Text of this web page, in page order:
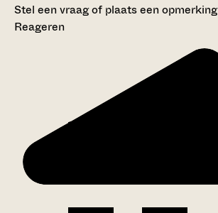
Stel een vraag of plaats een
Reageren